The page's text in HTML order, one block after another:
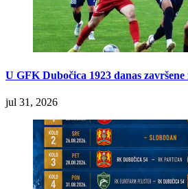
U GFK Dubočica 1923 danas
jul 31, 2026